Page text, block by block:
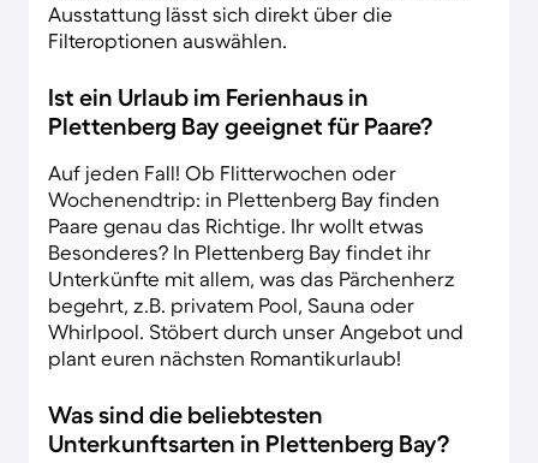
Ausstattung lässt sich direkt über die
Filteroptionen auswählen.
Ist ein Urlaub im Ferienhaus in
Plettenberg Bay geeignet für Paare?
Auf jeden Fall! Ob Flitterwochen oder
Wochenendtrip: in Plettenberg Bay finden
Paare genau das Richtige. Ihr wollt etwas
Besonderes? In Plettenberg Bay findet ihr
Unterkünfte mit allem, was das Pärchenherz
begehrt, z.B. privatem Pool, Sauna oder
Whirlpool. Stöbert durch unser Angebot und
plant euren nächsten Romantikurlaub!
Was sind die beliebtesten
Unterkunftsarten in Plettenberg Bay?